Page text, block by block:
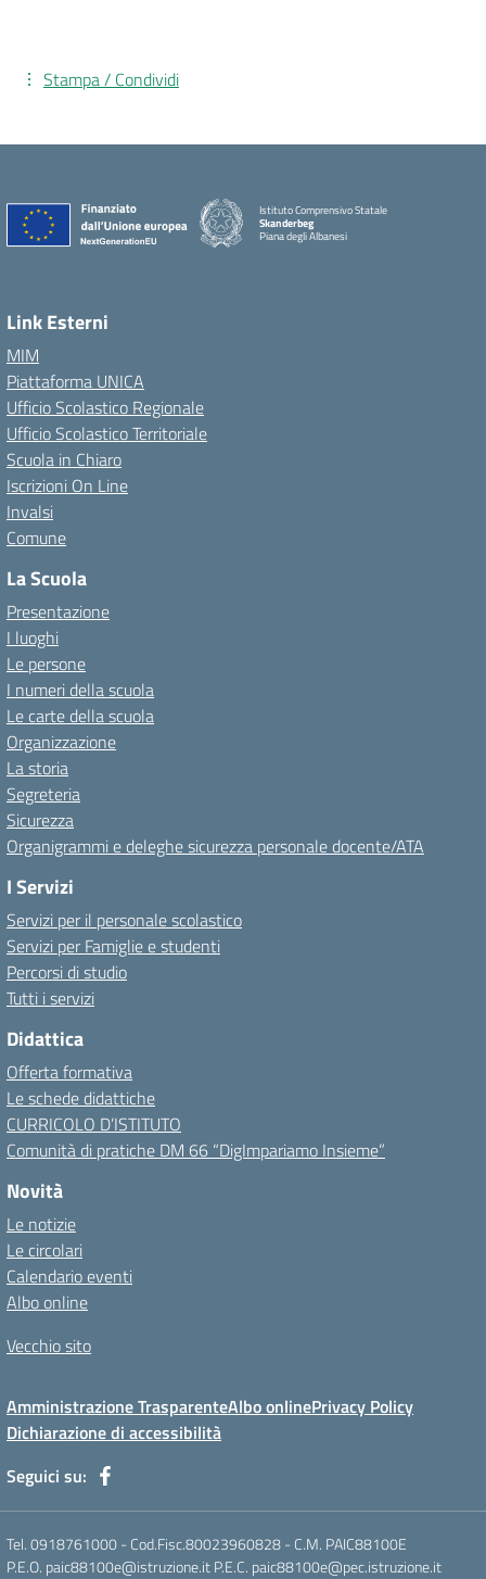
Stampa / Condividi
Istituto Comprensivo Statale
Skanderbeg
Piana degli Albanesi
Link Esterni
MIM
Piattaforma UNICA
Ufficio Scolastico Regionale
Ufficio Scolastico Territoriale
Scuola in Chiaro
Iscrizioni On Line
Invalsi
Comune
La Scuola
Presentazione
I luoghi
Le persone
I numeri della scuola
Le carte della scuola
Organizzazione
La storia
Segreteria
Sicurezza
Organigrammi e deleghe sicurezza personale docente/ATA
I Servizi
Servizi per il personale scolastico
Servizi per Famiglie e studenti
Percorsi di studio
Tutti i servizi
Didattica
Offerta formativa
Le schede didattiche
CURRICOLO D’ISTITUTO
Comunità di pratiche DM 66 “DigImpariamo Insieme”
Novità
Le notizie
Le circolari
Calendario eventi
Albo online
Vecchio sito
Amministrazione TrasparenteAlbo onlinePrivacy Policy
Dichiarazione di accessibilità
Seguici su:
Tel. 0918761000 - Cod.Fisc.80023960828 - C.M. PAIC88100E
P.E.O. paic88100e@istruzione.it P.E.C. paic88100e@pec.istruzione.it